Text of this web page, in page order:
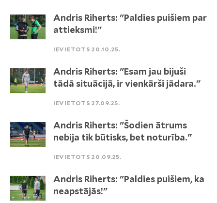
Andris Riherts: "Paldies puišiem par
attieksmi!"
IEVIETOTS 20.10.25.
Andris Riherts: "Esam jau bijuši
tādā situācijā, ir vienkārši jādara."
IEVIETOTS 27.09.25.
Andris Riherts: "Šodien ātrums
nebija tik būtisks, bet noturība."
IEVIETOTS 20.09.25.
Andris Riherts: "Paldies puišiem, ka
neapstājās!"